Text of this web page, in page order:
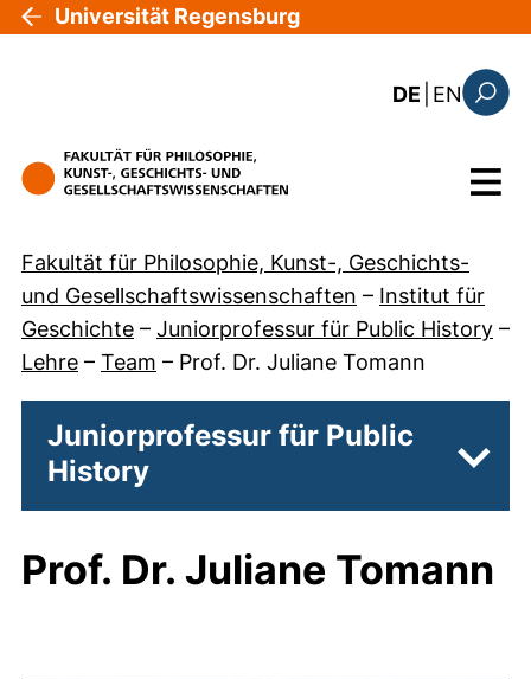
Direkt zum Inhalt
Universität Regensburg
DE EN: this
Menü
Fakultät für Philosophie, Kunst-, Geschichts-
und Gesellschaftswissenschaften – Institut für
Geschichte – Juniorprofessur für Public History –
Lehre – Team – Prof. Dr. Juliane Tomann
Juniorprofessur für Public
History
Prof. Dr. Juliane Tomann